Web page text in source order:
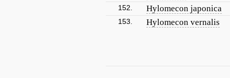
152. Hylomecon japonica
153. Hylomecon vernalis